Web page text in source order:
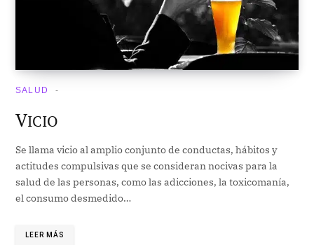
SALUD
VICIO
Se llama vicio al amplio conjunto de conductas, hábitos y
actitudes compulsivas que se consideran nocivas para la
salud de las personas, como las adicciones, la toxicomanía,
el consumo desmedido…
LEER MÁS